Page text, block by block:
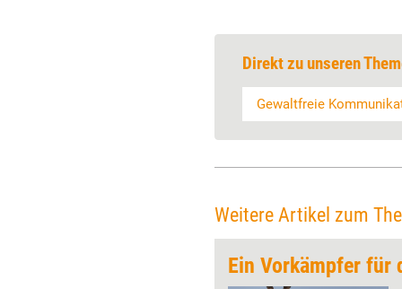
Direkt zu unseren
Gewaltfreie
Weitere Artikel zum
Ein Vorkämpfer für